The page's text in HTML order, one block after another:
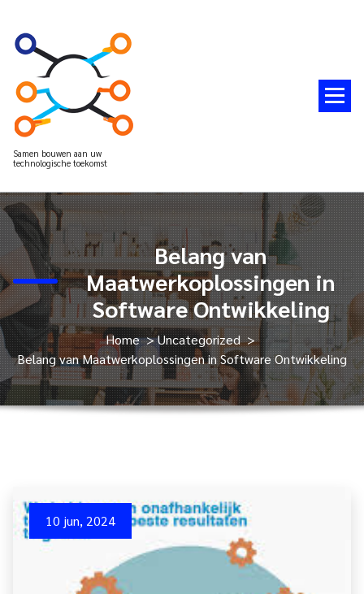
Samen bouwen aan uw
technologische toekomst
Belang van
Maatwerkoplossingen in
Software Ontwikkeling
Home>Uncategorized>
Belang van Maatwerkoplossingen in Software Ontwikkeling
10 jun, 2024